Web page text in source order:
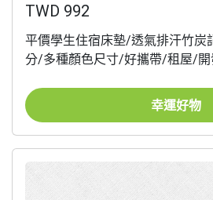
TWD 992
平價學生住宿床墊/透氣排汗竹炭
分/多種顏色尺寸/好攜帶/租屋/開
幸運好物